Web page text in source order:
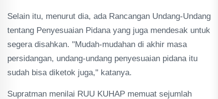
Selain itu, menurut dia, ada Rancangan Undang-Undang
tentang Penyesuaian Pidana yang juga mendesak untuk
segera disahkan. "Mudah-mudahan di akhir masa
persidangan, undang-undang penyesuaian pidana itu
sudah bisa diketok juga," katanya.
Supratman menilai RUU KUHAP memuat sejumlah